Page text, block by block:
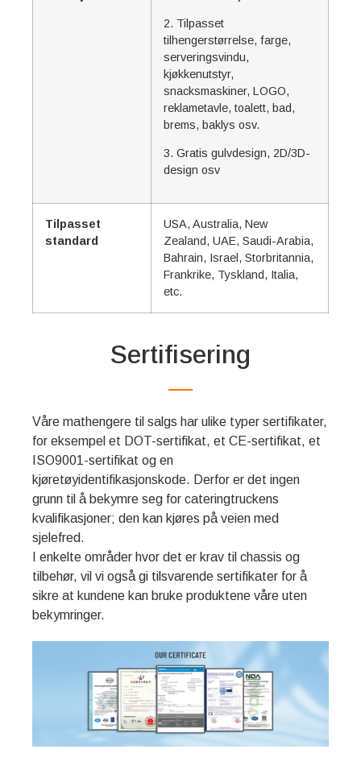
2. Tilpasset
tilhengerstørrelse, farge,
serveringsvindu,
kjøkkenutstyr,
snacksmaskiner, LOGO,
reklametavle, toalett, bad,
brems, baklys osv.
3. Gratis gulvdesign, 2D/3D-
design osv
Tilpasset
standard
USA, Australia, New
Zealand, UAE, Saudi-Arabia,
Bahrain, Israel, Storbritannia,
Frankrike, Tyskland, Italia,
etc.
Sertifisering
Våre mathengere til salgs har ulike typer sertifikater,
for eksempel et DOT-sertifikat, et CE-sertifikat, et
ISO9001-sertifikat og en
kjøretøyidentifikasjonskode. Derfor er det ingen
grunn til å bekymre seg for cateringtruckens
kvalifikasjoner; den kan kjøres på veien med
sjelefred.
I enkelte områder hvor det er krav til chassis og
tilbehør, vil vi også gi tilsvarende sertifikater for å
sikre at kundene kan bruke produktene våre uten
bekymringer.